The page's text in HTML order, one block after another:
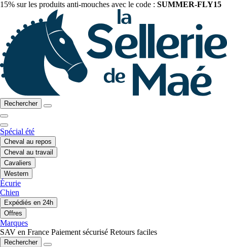
15% sur les produits anti-mouches avec le code : SUMMER-FLY15
Rechercher
Spécial été
Cheval au repos
Cheval au travail
Cavaliers
Western
Écurie
Chien
Expédiés en 24h
Offres
Marques
SAV en France Paiement sécurisé Retours faciles
Rechercher